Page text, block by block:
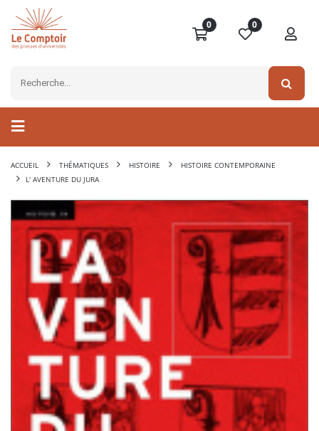
0 0
ACCUEIL THÉMATIQUES HISTOIRE
HISTOIRE CONTEMPORAINE
L' AVENTURE DU JURA